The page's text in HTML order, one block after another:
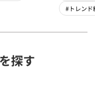
#トレンド
探す